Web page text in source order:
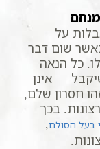
על
שום דבר
כל הנאה
— אינן
חסרון שלם,
בכך
בעל הסולם,